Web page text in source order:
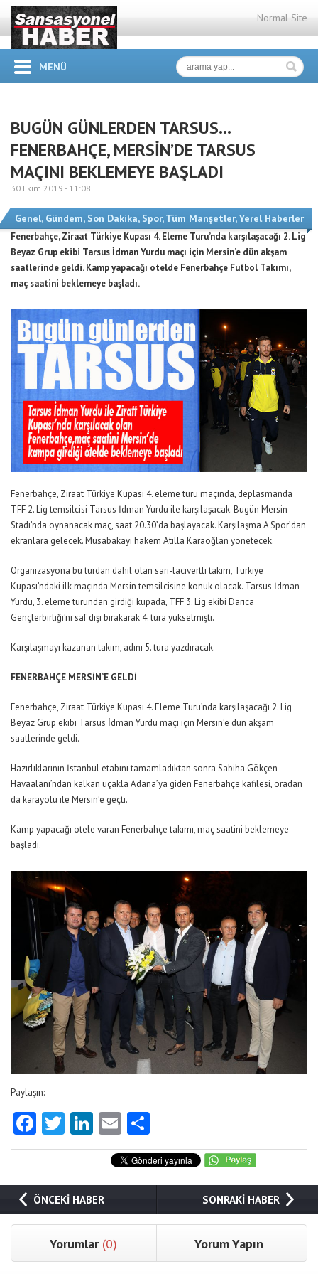
Normal Site
MENÜ
BUGÜN GÜNLERDEN TARSUS…
FENERBAHÇE, MERSİN’DE TARSUS
MAÇINI BEKLEMEYE BAŞLADI
30 Ekim 2019 - 11:08
Genel, Gündem, Son Dakika, Spor,Tüm Manşetler,Yerel Haberler
Fenerbahçe, Ziraat Türkiye Kupası 4. Eleme Turu’nda karşılaşacağı 2. Lig
Beyaz Grup ekibi Tarsus İdman Yurdu maçı için Mersin’e dün akşam
saatlerinde geldi. Kamp yapacağı otelde Fenerbahçe Futbol Takımı,
maç saatini beklemeye başladı.
Fenerbahçe, Ziraat Türkiye Kupası 4. eleme turu maçında, deplasmanda
TFF 2. Lig temsilcisi Tarsus İdman Yurdu ile karşılaşacak. Bugün Mersin
Stadı’nda oynanacak maç, saat 20.30’da başlayacak. Karşılaşma A Spor’dan
ekranlara gelecek. Müsabakayı hakem Atilla Karaoğlan yönetecek.
Organizasyona bu turdan dahil olan sarı-lacivertli takım, Türkiye
Kupası’ndaki ilk maçında Mersin temsilcisine konuk olacak. Tarsus İdman
Yurdu, 3. eleme turundan girdiği kupada, TFF 3. Lig ekibi Darıca
Gençlerbirliği’ni saf dışı bırakarak 4. tura yükselmişti.
Karşılaşmayı kazanan takım, adını 5. tura yazdıracak.
FENERBAHÇE MERSİN’E GELDİ
Fenerbahçe, Ziraat Türkiye Kupası 4. Eleme Turu’nda karşılaşacağı 2. Lig
Beyaz Grup ekibi Tarsus İdman Yurdu maçı için Mersin’e dün akşam
saatlerinde geldi.
Hazırlıklarının İstanbul etabını tamamladıktan sonra Sabiha Gökçen
Havaalanı’ndan kalkan uçakla Adana’ya giden Fenerbahçe kafilesi, oradan
da karayolu ile Mersin’e geçti.
Kamp yapacağı otele varan Fenerbahçe takımı, maç saatini beklemeye
başladı.
Paylaşın:
Facebook
Twitter
LinkedIn
Email
ÖNCEKİ HABER SONRAKİ HABER
Yorumlar (0) Yorum Yapın